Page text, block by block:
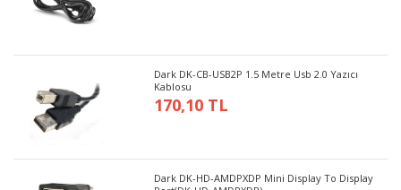
Dark DK-CB-USB2P 1.5 Metre Usb 2.0 Yazıcı
Kablosu
170,10 TL
Dark DK-HD-AMDPXDP Mini Display To Display